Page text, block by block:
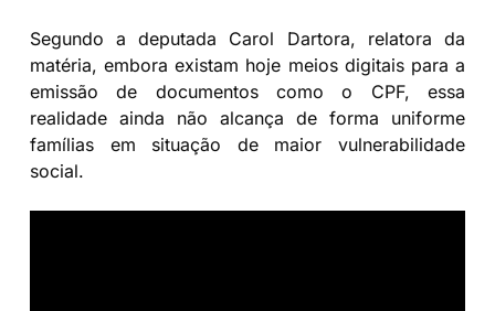
Segundo a deputada Carol Dartora, relatora da
matéria, embora existam hoje meios digitais para a
emissão de documentos como o CPF, essa
realidade ainda não alcança de forma uniforme
famílias em situação de maior vulnerabilidade
social.